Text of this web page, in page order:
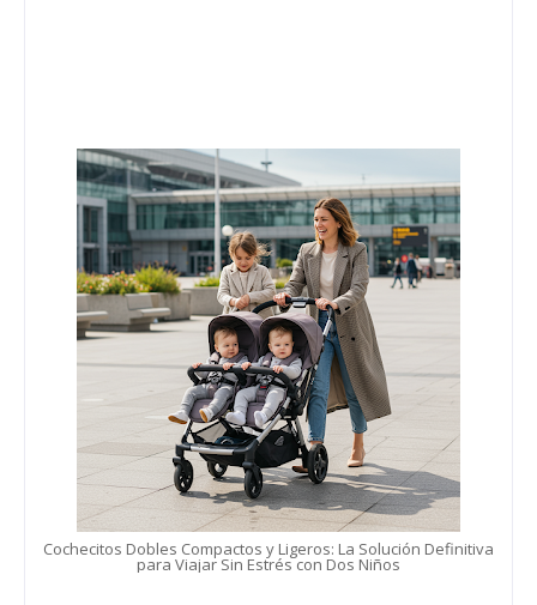
Cochecitos Dobles Compactos y Ligeros: La Solución Definitiva
para Viajar Sin Estrés con Dos Niños